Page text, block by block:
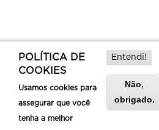
POLÍTICA DE
COOKIES
Usamos cookies para
assegurar que você
tenha a melhor
Entendi!
Não,
obrigado.